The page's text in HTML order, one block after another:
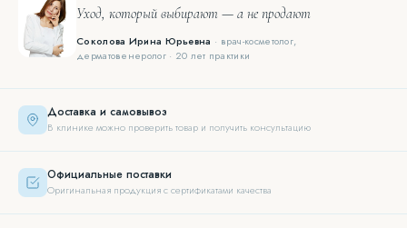
Уход, который выбирают — а не продают
Соколова Ирина Юрьевна · врач-косметолог,
дерматовенеролог · 20 лет практики
Доставка и самовывоз
В клинике можно проверить товар и получить консультацию
Официальные поставки
Оригинальная продукция с сертификатами качества